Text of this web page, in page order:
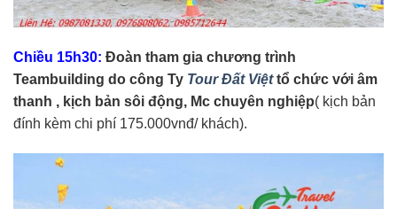
Chiều 15h30: Đoàn tham gia chương trình
Teambuilding do công Ty Tour Đất Việttổ chức với âm
thanh , kịch bản sôi động, Mc chuyên nghiệp( kịch bản
đính kèm chi phí 175.000vnđ/ khách).